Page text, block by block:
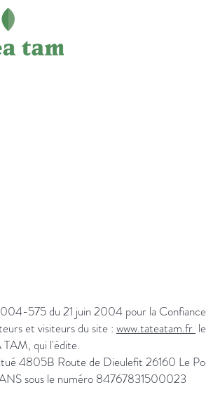
575 du 21 juin 2004 pour la
et visiteurs du site : www.tateatam.fr
TAM, qui l'édite.
4805B Route de Dieulefit 26160 Le
sous le numéro 84767831500023